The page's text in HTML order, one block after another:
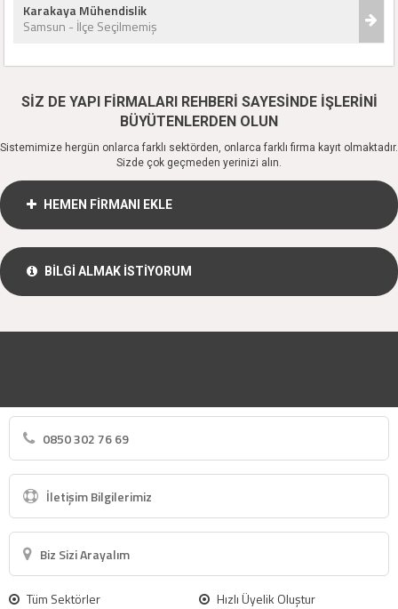
Karakaya Mühendislik
Samsun - İlçe Seçilmemiş
SİZ DE YAPI FİRMALARI REHBERİ SAYESİNDE İŞLERİNİ
BÜYÜTENLERDEN OLUN
Sistemimize hergün onlarca farklı sektörden, onlarca farklı firma kayıt olmaktadır.
Sizde çok geçmeden yerinizi alın.
HEMEN FİRMANI EKLE
BİLGİ ALMAK İSTİYORUM
0850 302 76 69
İletişim Bilgilerimiz
Biz Sizi Arayalım
Tüm Sektörler
Hızlı Üyelik Oluştur